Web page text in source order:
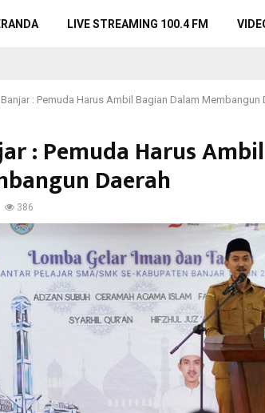
LIVE STREAMING 100.4 FM
: Pemuda Harus Ambil Bagian Dalam Membangun
: Pemuda Harus
Daerah
386